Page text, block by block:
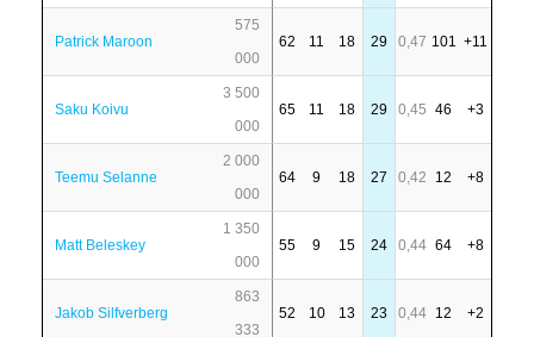
Patrick Maroon
575
000
62 11 18 29 0,47 101 +11
Saku Koivu
3 500
000
65 11 18 29 0,45 46 +3
Teemu Selanne
2 000
000
64 9 18 27 0,42 12 +8
Matt Beleskey
1 350
000
55 9 15 24 0,44 64 +8
Jakob Silfverberg
863
333
52 10 13 23 0,44 12 +2